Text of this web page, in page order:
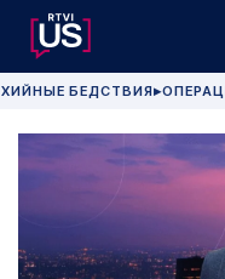
БЕДСТВИЯ▶